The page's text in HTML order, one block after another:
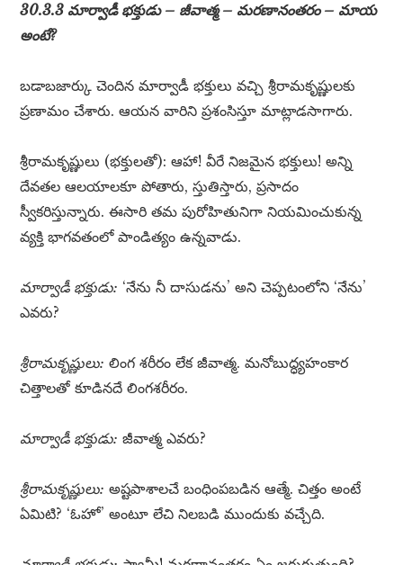
30.3.3 మార్వాడీ భక్తుడు – జీవాత్మ – మరణానంతరం – మాయ
అంటే?
బడాబజార్కు చెందిన మార్వాడీ భక్తులు వచ్చి శ్రీరామకృష్ణులకు
ప్రణామం చేశారు. ఆయన వారిని ప్రశంసిస్తూ మాట్లాడసాగారు.
శ్రీరామకృష్ణులు (భక్తులతో): ఆహా! వీరే నిజమైన భక్తులు! అన్ని
దేవతల ఆలయాలకూ పోతారు, స్తుతిస్తారు, ప్రసాదం
స్వీకరిస్తున్నారు. ఈసారి తమ పురోహితునిగా నియమించుకున్న
వ్యక్తి భాగవతంలో పాండిత్యం ఉన్నవాడు.
మార్వాడీ భక్తుడు: ‘నేను నీ దాసుడను’ అని చెప్పటంలోని ‘నేను’
ఎవరు?
శ్రీరామకృష్ణులు: లింగ శరీరం లేక జీవాత్మ. మనోబుద్ధ్యహంకార
చిత్తాలతో కూడినదే లింగశరీరం.
మార్వాడీ భక్తుడు: జీవాత్మ ఎవరు?
శ్రీరామకృష్ణులు: అష్టపాశాలచే బంధింపబడిన ఆత్మే. చిత్తం అంటే
ఏమిటి? ‘ఓహో’ అంటూ లేచి నిలబడి ముందుకు వచ్చేది.